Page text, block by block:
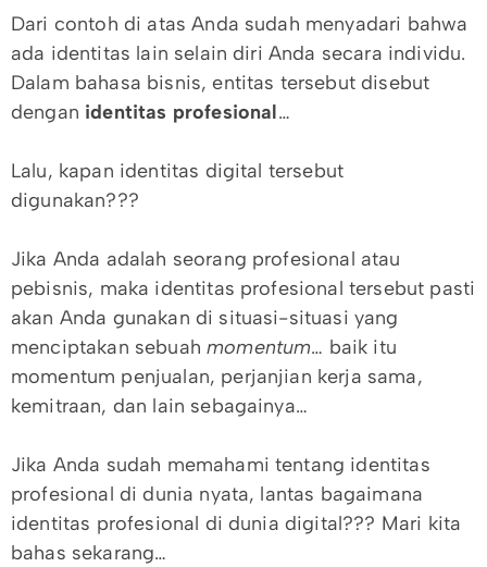
Dari contoh di atas Anda sudah menyadari bahwa
ada identitas lain selain diri Anda secara individu.
Dalam bahasa bisnis, entitas tersebut disebut
dengan identitas profesional…
Lalu, kapan identitas digital tersebut
digunakan???
Jika Anda adalah seorang profesional atau
pebisnis, maka identitas profesional tersebut pasti
akan Anda gunakan di situasi-situasi yang
menciptakan sebuahmomentum… baik itu
momentum penjualan, perjanjian kerja sama,
kemitraan, dan lain sebagainya…
Jika Anda sudah memahami tentang identitas
profesional di dunia nyata, lantas bagaimana
identitas profesional di dunia digital??? Mari kita
bahas sekarang…